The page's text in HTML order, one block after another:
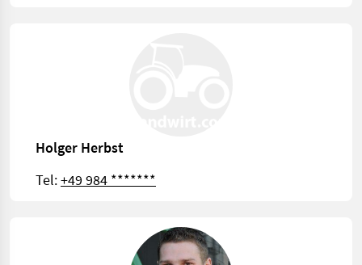
Holger Herbst
Tel:+49 984 *******